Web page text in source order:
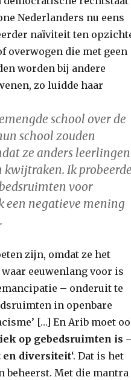
Nederlanders nu eens
naïviteit ten
overwogen die met geen
worden bij andere
zo luidde haar
school over de
school zouden
ze anders leerlingen
Ik probeerde
voor
een negatieve mening
zijn, omdat ze het
eeuwenlang voor is
– onderuit te
in openbare
[…] En Arib moet
op gebedsruimten is
en diversiteit‘. Dat is het
Met die mantra